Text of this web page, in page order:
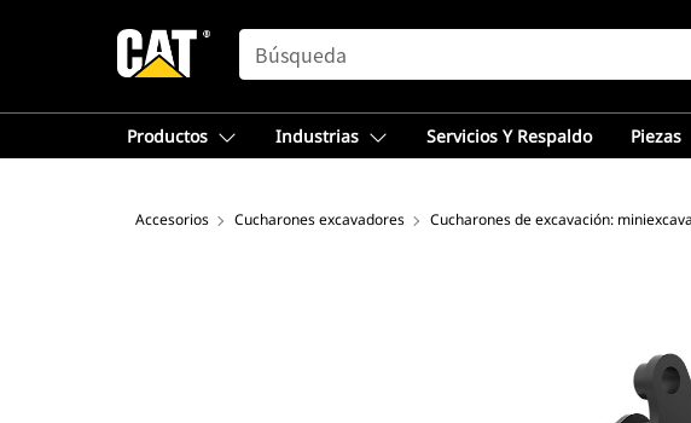
SEARCH
Productos Industrias Servicios Y Respaldo Piezas
Accesorios Cucharones excavadores